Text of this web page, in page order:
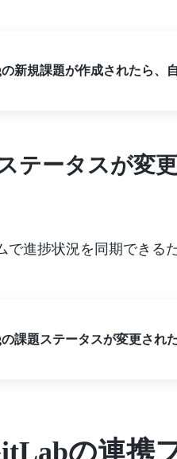
新規課題が作成されたら、
テータスが変
で進捗状況を同期できる
課題ステータスが変更され
の連携